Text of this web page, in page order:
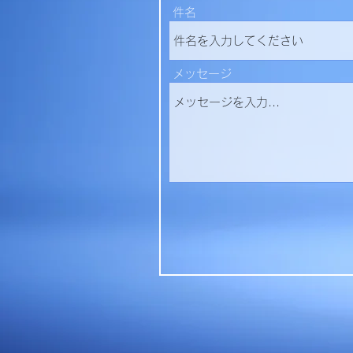
件名
メッセージ